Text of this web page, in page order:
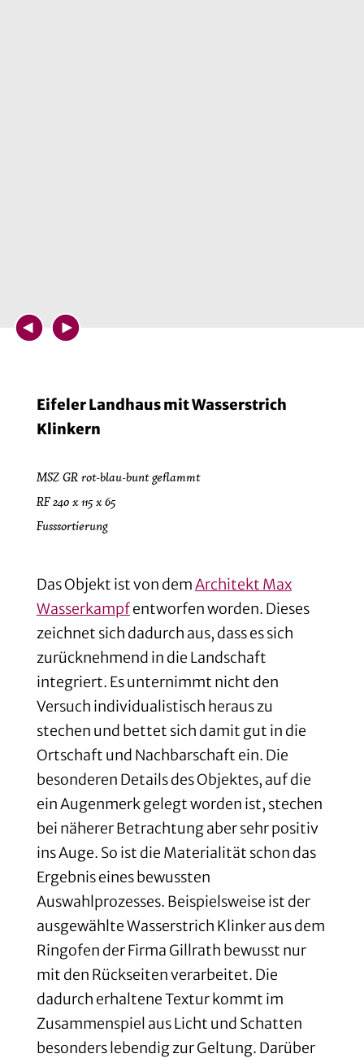
Eifeler Landhaus mit Wasserstrich
Klinkern
MSZ GR rot-blau-bunt geflammt
RF 240 x 115 x 65
Fusssortierung
Das Objekt ist von demArchitekt Max
Wasserkampfentworfen worden. Dieses
zeichnet sich dadurch aus, dass es sich
zurücknehmend in die Landschaft
integriert. Es unternimmt nicht den
Versuch individualistisch heraus zu
stechen und bettet sich damit gut in die
Ortschaft und Nachbarschaft ein. Die
besonderen Details des Objektes, auf die
ein Augenmerk gelegt worden ist, stechen
bei näherer Betrachtung aber sehr positiv
ins Auge. So ist die Materialität schon das
Ergebnis eines bewussten
Auswahlprozesses. Beispielsweise ist der
ausgewählte Wasserstrich Klinker aus dem
Ringofen der Firma Gillrath bewusst nur
mit den Rückseiten verarbeitet. Die
dadurch erhaltene Textur kommt im
Zusammenspiel aus Licht und Schatten
besonders lebendig zur Geltung. Darüber